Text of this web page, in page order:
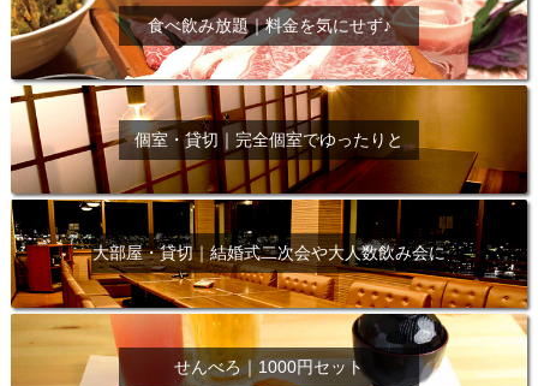
食べ飲み放題｜料金を気にせず♪
個室・貸切｜完全個室でゆったりと
大部屋・貸切｜結婚式二次会や大人数飲み会に
せんべろ｜1000円セット